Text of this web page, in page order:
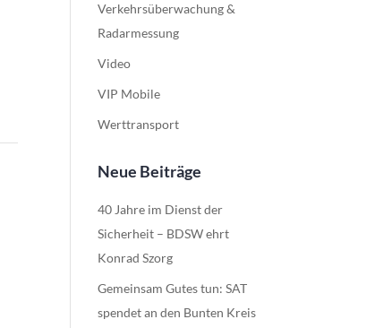
Verkehrsüberwachung &
Radarmessung
Video
VIP Mobile
Werttransport
Neue Beiträge
40 Jahre im Dienst der
Sicherheit – BDSW ehrt
Konrad Szorg
Gemeinsam Gutes tun: SAT
spendet an den Bunten Kreis